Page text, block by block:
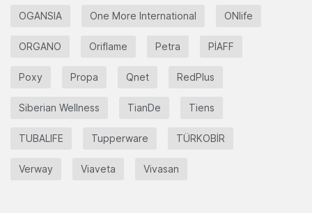
OGANSIA One More International ONlife
ORGANO Oriflame Petra PİAFF
Poxy Propa Qnet RedPlus
Siberian Wellness TianDe Tiens
TUBALIFE Tupperware TÜRKOBİR
Verway Viaveta Vivasan